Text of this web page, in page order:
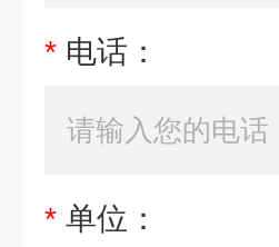
* 电话：
* 单位：